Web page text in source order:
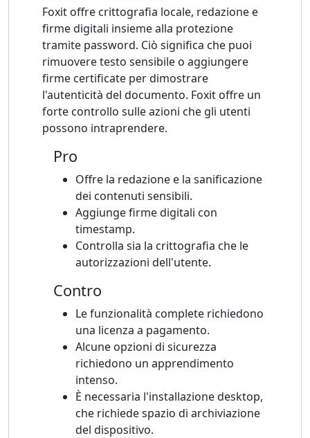
Foxit offre crittografia locale, redazione e
firme digitali insieme alla protezione
tramite password. Ciò significa che puoi
rimuovere testo sensibile o aggiungere
firme certificate per dimostrare
l'autenticità del documento. Foxit offre un
forte controllo sulle azioni che gli utenti
possono intraprendere.
Pro
Offre la redazione e la sanificazione
dei contenuti sensibili.
Aggiunge firme digitali con
timestamp.
Controlla sia la crittografia che le
autorizzazioni dell'utente.
Contro
Le funzionalità complete richiedono
una licenza a pagamento.
Alcune opzioni di sicurezza
richiedono un apprendimento
intenso.
È necessaria l'installazione desktop,
che richiede spazio di archiviazione
del dispositivo.